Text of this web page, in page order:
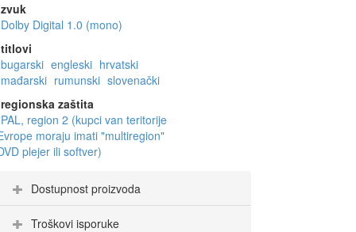
zvuk
Dolby Digital 1.0 (mono)
titlovi
bugarski engleski hrvatski
mađarski rumunski slovenački
regionska zaštita
PAL, region 2 (kupci van teritorije
moraju imati "multiregion"
plejer ili softver)
Dostupnost proizvoda
Troškovi isporuke